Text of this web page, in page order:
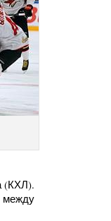
(КХЛ).
между